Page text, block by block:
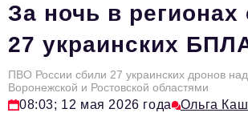
Тема номера
HR
Персона номера
Инфраструктура развития
За ночь в регионах
27 украинских
ПВО России сбили 27 украинских дронов над
Воронежской и Ростовской областями
08:03; 12 мая 2026 года Ольга